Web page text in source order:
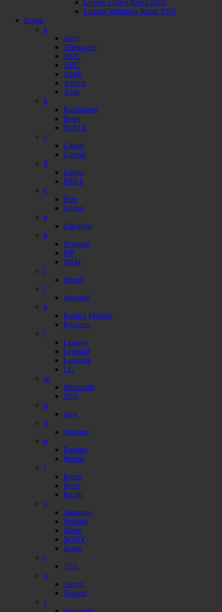
Licente Office Retail ESD
Licente Windows Retail ESD
Brand
a
Acer
Alienware
AOC
APC
Apple
Asrock
Asus
b
Bachmann
Benq
BOOX
c
Canon
Corsair
d
Dahua
DELL
e
Eizo
Epson
g
Gigabyte
h
Horizon
HP
HSM
i
Inepro
j
Jetworld
k
Konica Minolta
Kyocera
l
Lenovo
Legrand
Lexmark
LG
m
Microsoft
MSI
n
nJoy
o
Optoma
p
Pantum
Philips
r
Razer
Renz
Ricoh
s
Samsung
Serioux
Sharp
SONY
Sopar
t
TCL
x
Xerox
Xiaomi
v